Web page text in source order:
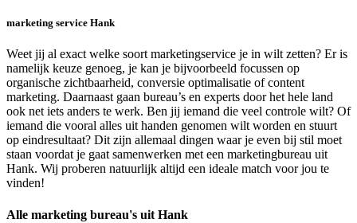
marketing service Hank
Weet jij al exact welke soort marketingservice je in wilt zetten? Er is
namelijk keuze genoeg, je kan je bijvoorbeeld focussen op
organische zichtbaarheid, conversie optimalisatie of content
marketing. Daarnaast gaan bureau’s en experts door het hele land
ook net iets anders te werk. Ben jij iemand die veel controle wilt? Of
iemand die vooral alles uit handen genomen wilt worden en stuurt
op eindresultaat? Dit zijn allemaal dingen waar je even bij stil moet
staan voordat je gaat samenwerken met een marketingbureau uit
Hank. Wij proberen natuurlijk altijd een ideale match voor jou te
vinden!
Alle marketing bureau's uit Hank